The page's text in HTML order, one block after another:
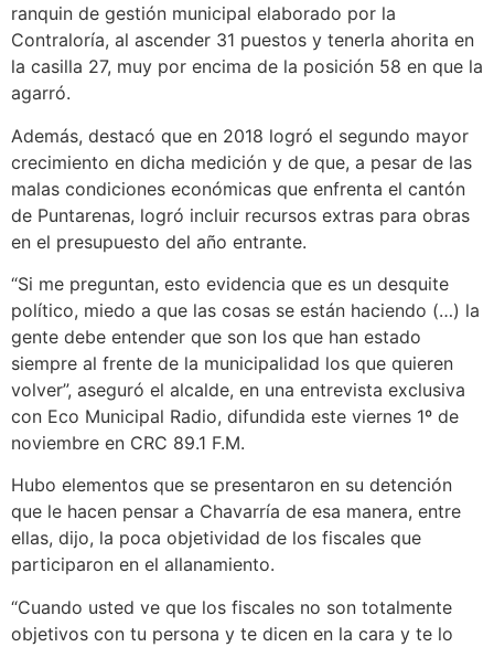
ranquin de gestión municipal elaborado por la
Contraloría, al ascender 31 puestos y tenerla ahorita en
la casilla 27, muy por encima de la posición 58 en que la
agarró.
Además, destacó que en 2018 logró el segundo mayor
crecimiento en dicha medición y de que, a pesar de las
malas condiciones económicas que enfrenta el cantón
de Puntarenas, logró incluir recursos extras para obras
en el presupuesto del año entrante.
“Si me preguntan, esto evidencia que es un desquite
político, miedo a que las cosas se están haciendo (…) la
gente debe entender que son los que han estado
siempre al frente de la municipalidad los que quieren
volver”, aseguró el alcalde, en una entrevista exclusiva
con Eco Municipal Radio, difundida este viernes 1º de
noviembre en CRC 89.1 F.M.
Hubo elementos que se presentaron en su detención
que le hacen pensar a Chavarría de esa manera, entre
ellas, dijo, la poca objetividad de los fiscales que
participaron en el allanamiento.
“Cuando usted ve que los fiscales no son totalmente
objetivos con tu persona y te dicen en la cara y te lo